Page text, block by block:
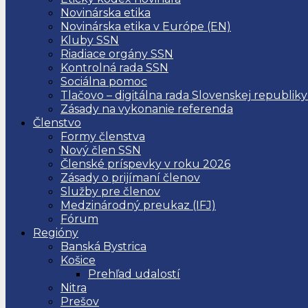
Novinárska etika
Novinárska etika v Európe (EN)
Kluby SSN
Riadiace orgány SSN
Kontrolná rada SSN
Sociálna pomoc
Tlačovo – digitálna rada Slovenskej republiky
Zásady na vykonanie referenda
Členstvo
Formy členstva
Nový člen SSN
Členské príspevky v roku 2026
Zásady o prijímaní členov
Služby pre členov
Medzinárodný preukaz (IFJ)
Fórum
Regióny
Banská Bystrica
Košice
Prehľad udalostí
Nitra
Prešov